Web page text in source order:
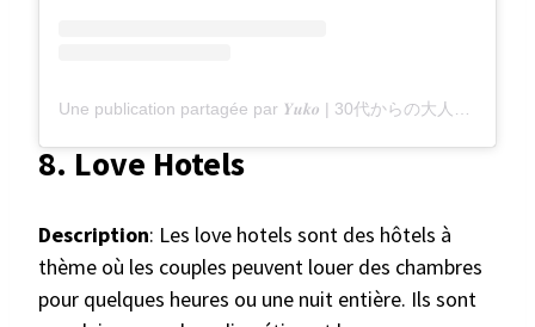
8. Love Hotels
Description: Les love hotels sont des hôtels à
thème où les couples peuvent louer des chambres
pour quelques heures ou une nuit entière. Ils sont